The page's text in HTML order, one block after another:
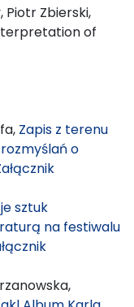
Zbierski,
of
Zapis z terenu
o
sztuk
na festiwalu